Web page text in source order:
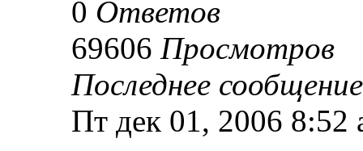
0 Ответов
69606 Просмотров
Последнее
Пт дек 01, 2006 8:52